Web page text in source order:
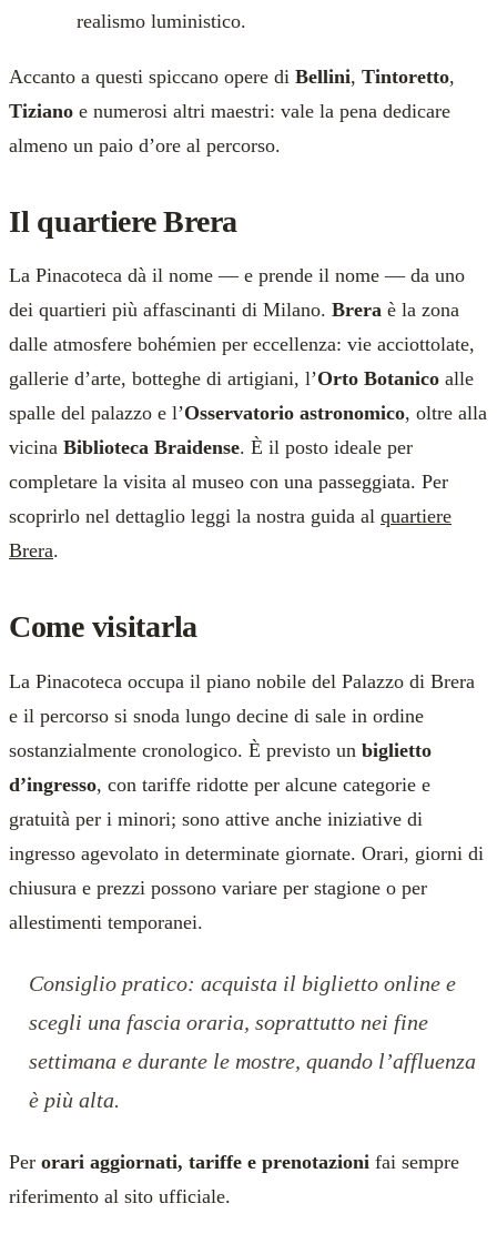
realismo luministico.
Accanto a questi spiccano opere di Bellini, Tintoretto,
Tiziano e numerosi altri maestri: vale la pena dedicare
almeno un paio d’ore al percorso.
Il quartiere Brera
La Pinacoteca dà il nome — e prende il nome — da uno
dei quartieri più affascinanti di Milano. Brera è la zona
dalle atmosfere bohémien per eccellenza: vie acciottolate,
gallerie d’arte, botteghe di artigiani, l’Orto Botanico alle
spalle del palazzo e l’Osservatorio astronomico, oltre alla
vicina Biblioteca Braidense. È il posto ideale per
completare la visita al museo con una passeggiata. Per
scoprirlo nel dettaglio leggi la nostra guida al quartiere
Brera.
Come visitarla
La Pinacoteca occupa il piano nobile del Palazzo di Brera
e il percorso si snoda lungo decine di sale in ordine
sostanzialmente cronologico. È previsto un biglietto
d’ingresso, con tariffe ridotte per alcune categorie e
gratuità per i minori; sono attive anche iniziative di
ingresso agevolato in determinate giornate. Orari, giorni di
chiusura e prezzi possono variare per stagione o per
allestimenti temporanei.
Consiglio pratico: acquista il biglietto online e
scegli una fascia oraria, soprattutto nei fine
settimana e durante le mostre, quando l’affluenza
è più alta.
Per orari aggiornati, tariffe e prenotazioni fai sempre
riferimento al sito ufficiale.